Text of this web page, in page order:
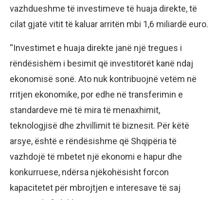
vazhdueshme të investimeve të huaja direkte, të
cilat gjatë vitit të kaluar arritën mbi 1,6 miliardë euro.
“Investimet e huaja direkte janë një tregues i
rëndësishëm i besimit që investitorët kanë ndaj
ekonomisë sonë. Ato nuk kontribuojnë vetëm në
rritjen ekonomike, por edhe në transferimin e
standardeve më të mira të menaxhimit,
teknologjisë dhe zhvillimit të biznesit. Për këtë
arsye, është e rëndësishme që Shqipëria të
vazhdojë të mbetet një ekonomi e hapur dhe
konkurruese, ndërsa njëkohësisht forcon
kapacitetet për mbrojtjen e interesave të saj